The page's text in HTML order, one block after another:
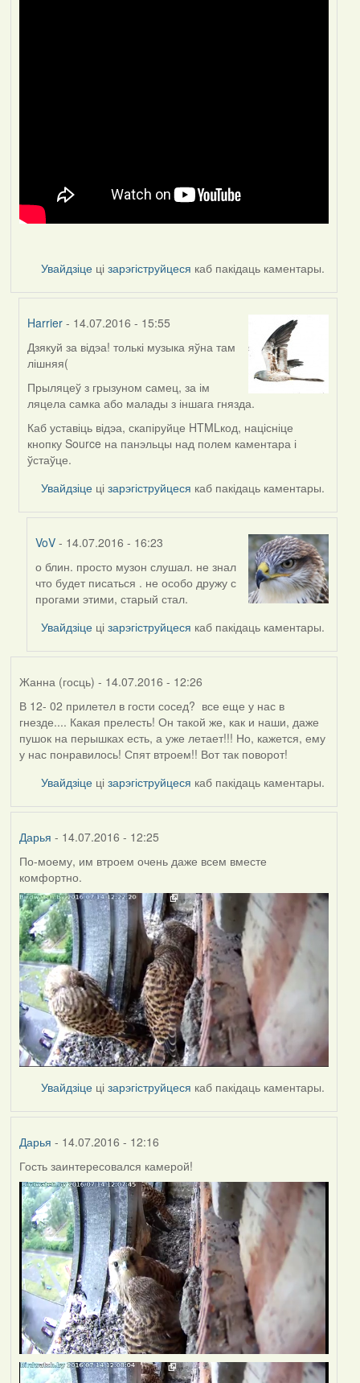
Увайдзіце цізарэгіструйцеся каб пакідаць каментары.
Harrier - 14.07.2016 - 15:55
In
reply
to
by
Дзякуй за відэа! толькі музыка яўна там
лішняя(
Прыляцеў з грызуном самец, за ім
ляцела самка або малады з іншага гнязда.
Каб уставіць відэа, скапіруйце HTMLкод, націсніце
кнопку Source на панэльцы над полем каментара і
ўстаўце.
Увайдзіце цізарэгіструйцеся каб пакідаць каментары.
VoV - 14.07.2016 - 16:23
In
reply
to
by
Harrier
о блин. просто музон слушал. не знал
что будет писаться . не особо дружу с
прогами этими, старый стал.
Увайдзіце цізарэгіструйцеся каб пакідаць каментары.
Жанна (госць) - 14.07.2016 - 12:26
В 12- 02 прилетел в гости сосед? все еще у нас в
гнезде.... Какая прелесть! Он такой же, как и наши, даже
пушок на перышках есть, а уже летает!!! Но, кажется, ему
у нас понравилось! Спят втроем!! Вот так поворот!
Увайдзіце цізарэгіструйцеся каб пакідаць каментары.
Дарья - 14.07.2016 - 12:25
По-моему, им втроем очень даже всем вместе
комфортно.
Увайдзіце цізарэгіструйцеся каб пакідаць каментары.
Дарья - 14.07.2016 - 12:16
Гость заинтересовался камерой!